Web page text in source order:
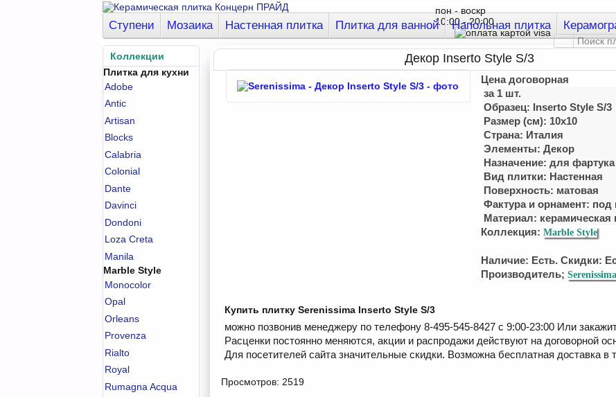
пон - воскр
10:00 - 20:00
Ступени Мозаика Настенная плитка Плитка для ванной Напольная плитка
Коллекции
Плитка для кухни
Adobe
Antic
Artisan
Blocks
Calabria
Colonial
Dante
Davinci
Dondoni
Loza Creta
Manila
Marble Style
Monocolor
Opal
Orleans
Provenza
Rialto
Royal
Rumagna Acqua
Декор Inserto Style S/3
Цена договорная
за 1 шт.
Образец: Inserto Style S/3
Размер (см): 10x10
Страна: Италия
Элементы: Декор
Назначение: для фартука
Вид плитки: Настенная
Поверхность: матовая
Фактура и орнамент: под
Материал: керамическая
Коллекция:Marble Style
Наличие: Есть. Скидки:
Производитель;
Купить плитку Serenissima Inserto Style S/3
можно позвонив менеджеру по телефону 8-495-545-8427 с 9:00-23:00 Или
Расценки постоянно меняются, акции и распродажи действуют на договорной
Для посетителей сайта значительные скидки. Возможна бесплатная доставка в
Просмотров: 2519